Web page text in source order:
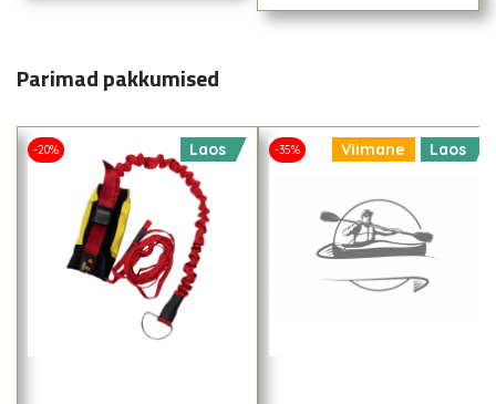
Parimad pakkumised
-20% Laos -35% Viimane Laos